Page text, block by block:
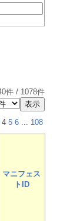
件 / 1078件
4 5 6 ... 108
マニフェス
トID